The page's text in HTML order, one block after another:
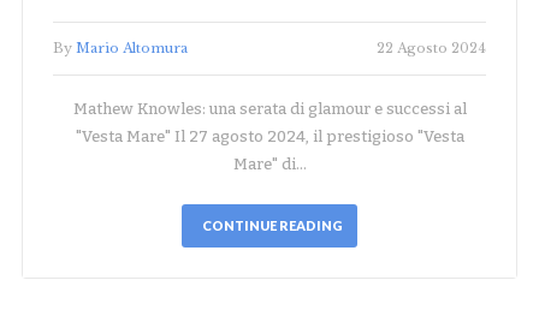
By Mario Altomura 22 Agosto 2024
Mathew Knowles: una serata di glamour e successi al
"Vesta Mare" Il 27 agosto 2024, il prestigioso "Vesta
Mare" di…
CONTINUE READING